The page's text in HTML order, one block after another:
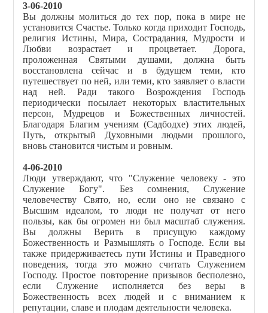
3-06-2010
Вы должны молиться до тех пор, пока в мире не
установится Счастье. Только когда приходит Господь,
религия Истины, Мира, Сострадания, Мудрости и
Любви возрастает и процветает. Дорога,
проложенная Святыми душами, должна быть
восстановлена сейчас и в будущем теми, кто
путешествует по ней, или теми, кто заявляет о власти
над ней. Ради такого Возрождения Господь
периодически посылает некоторых властительных
персон, Мудрецов и Божественных личностей.
Благодаря Благим учениям (Садбодхе) этих людей,
Путь, открытый Духовными людьми прошлого,
вновь становится чистым и ровным.
4-06-2010
Люди утверждают, что "Служение человеку - это
Служение Богу". Без сомнения, Служение
человечеству Свято, но, если оно не связано с
Высшим идеалом, то люди не получат от него
пользы, как бы огромен ни был масштаб служения.
Вы должны Верить в присущую каждому
Божественность и Размышлять о Господе. Если вы
также придерживаетесь пути Истины и Праведного
поведения, тогда это можно считать Служением
Господу. Простое повторение призывов бесполезно,
если Служение исполняется без веры в
Божественность всех людей и с вниманием к
репутации, славе и плодам деятельности человека.